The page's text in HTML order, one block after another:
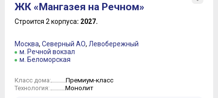
ЖК «Мангазея на Речном»
Строится 2 корпуса: 2027.
Москва, Северный АО, Левобережный
м. Речной вокзал
м. Беломорская
Класс дома: Премиум-класс
Технология: Монолит